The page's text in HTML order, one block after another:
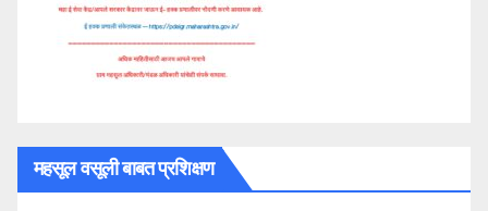
महसूल वसूली बाबत प्रशिक्षण